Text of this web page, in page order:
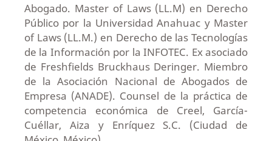
Abogado. Master of Laws (LL.M) en Derecho
Público por la Universidad Anahuac y Master
of Laws (LL.M.) en Derecho de las Tecnologías
de la Información por la INFOTEC. Ex asociado
de Freshfields Bruckhaus Deringer. Miembro
de la Asociación Nacional de Abogados de
Empresa (ANADE). Counsel de la práctica de
competencia económica de Creel, García-
Cuéllar, Aiza y Enríquez S.C. (Ciudad de